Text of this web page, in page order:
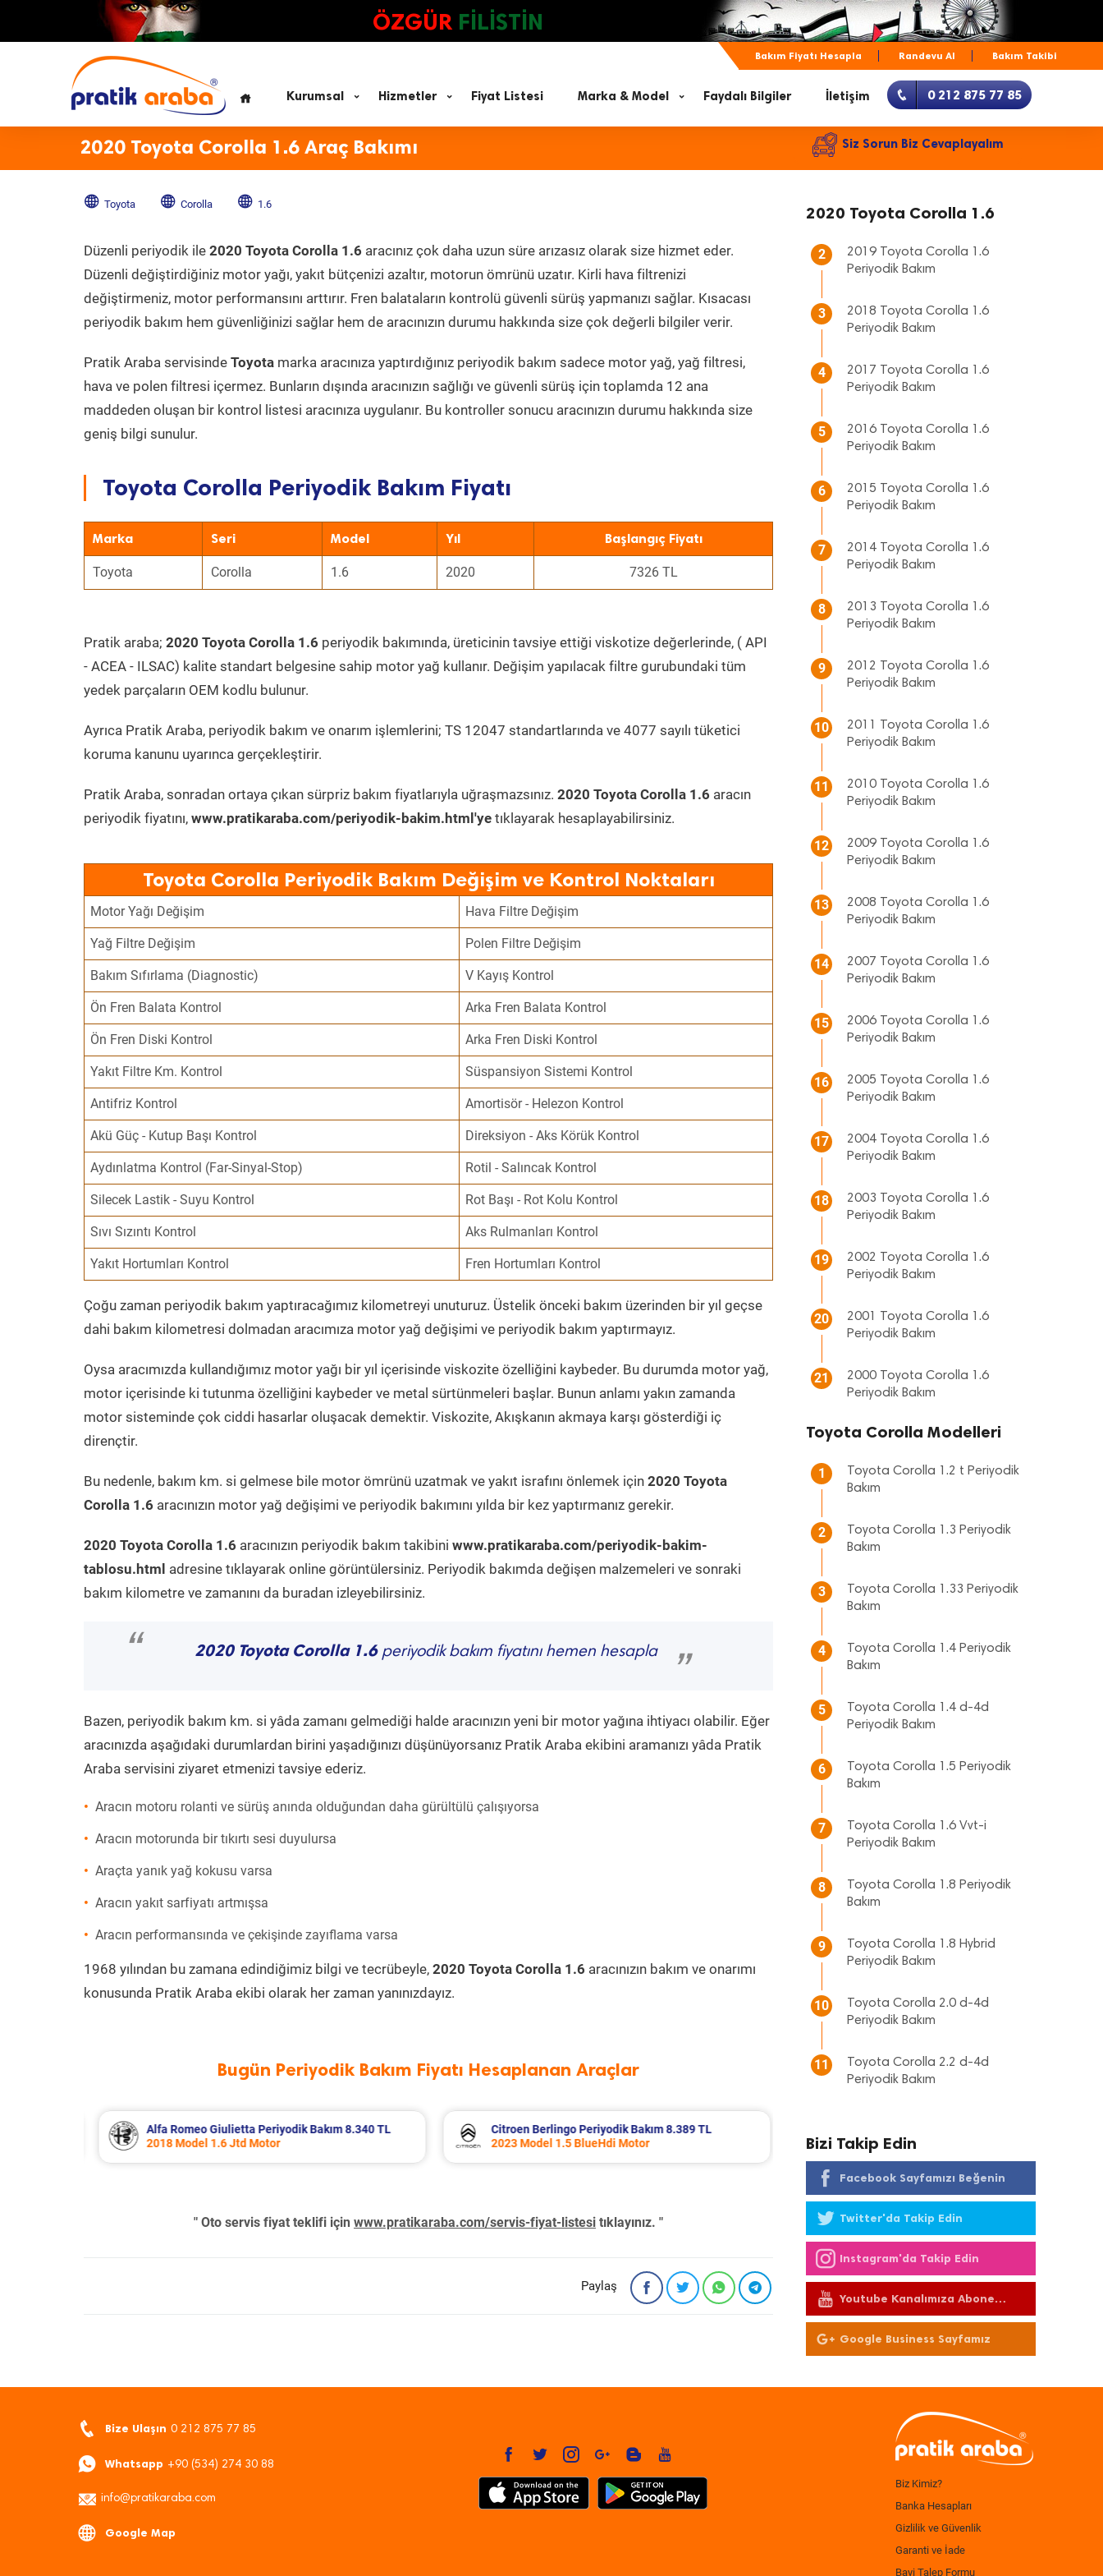
ÖZGÜR FİLİSTİN
Bakım Fiyatı Hesapla Randevu Al Bakım Takibi
Kurumsal Hizmetler Fiyat Listesi Marka & Model Faydalı Bilgiler İletişim 0 212 875 77 85
2020 Toyota Corolla 1.6 Araç Bakımı Siz Sorun Biz Cevaplayalım
Toyota Corolla 1.6
Düzenli periyodik ile 2020 Toyota Corolla 1.6 aracınız çok daha uzun süre arızasız olarak size hizmet eder.
Düzenli değiştirdiğiniz motor yağı, yakıt bütçenizi azaltır, motorun ömrünü uzatır. Kirli hava filtrenizi
değiştirmeniz, motor performansını arttırır. Fren balataların kontrolü güvenli sürüş yapmanızı sağlar. Kısacası
periyodik bakım hem güvenliğinizi sağlar hem de aracınızın durumu hakkında size çok değerli bilgiler verir.
Pratik Araba servisinde Toyota marka aracınıza yaptırdığınız periyodik bakım sadece motor yağ, yağ filtresi,
hava ve polen filtresi içermez. Bunların dışında aracınızın sağlığı ve güvenli sürüş için toplamda 12 ana
maddeden oluşan bir kontrol listesi aracınıza uygulanır. Bu kontroller sonucu aracınızın durumu hakkında size
geniş bilgi sunulur.
Toyota Corolla Periyodik Bakım Fiyatı
Marka Seri Model Yıl Başlangıç Fiyatı
Toyota Corolla 1.6 2020 7326 TL
Pratik araba; 2020 Toyota Corolla 1.6 periyodik bakımında, üreticinin tavsiye ettiği viskotize değerlerinde, ( API
- ACEA - ILSAC) kalite standart belgesine sahip motor yağ kullanır. Değişim yapılacak filtre gurubundaki tüm
yedek parçaların OEM kodlu bulunur.
Ayrıca Pratik Araba, periyodik bakım ve onarım işlemlerini; TS 12047 standartlarında ve 4077 sayılı tüketici
koruma kanunu uyarınca gerçekleştirir.
Pratik Araba, sonradan ortaya çıkan sürpriz bakım fiyatlarıyla uğraşmazsınız. 2020 Toyota Corolla 1.6 aracın
periyodik fiyatını, www.pratikaraba.com/periyodik-bakim.html'ye tıklayarak hesaplayabilirsiniz.
Toyota Corolla Periyodik Bakım Değişim ve Kontrol Noktaları
Motor Yağı Değişim Hava Filtre Değişim
Yağ Filtre Değişim Polen Filtre Değişim
Bakım Sıfırlama (Diagnostic) V Kayış Kontrol
Ön Fren Balata Kontrol Arka Fren Balata Kontrol
Ön Fren Diski Kontrol Arka Fren Diski Kontrol
Yakıt Filtre Km. Kontrol Süspansiyon Sistemi Kontrol
Antifriz Kontrol Amortisör - Helezon Kontrol
Akü Güç - Kutup Başı Kontrol Direksiyon - Aks Körük Kontrol
Aydınlatma Kontrol (Far-Sinyal-Stop) Rotil - Salıncak Kontrol
Silecek Lastik - Suyu Kontrol Rot Başı - Rot Kolu Kontrol
Sıvı Sızıntı Kontrol Aks Rulmanları Kontrol
Yakıt Hortumları Kontrol Fren Hortumları Kontrol
Çoğu zaman periyodik bakım yaptıracağımız kilometreyi unuturuz. Üstelik önceki bakım üzerinden bir yıl geçse
dahi bakım kilometresi dolmadan aracımıza motor yağ değişimi ve periyodik bakım yaptırmayız.
Oysa aracımızda kullandığımız motor yağı bir yıl içerisinde viskozite özelliğini kaybeder. Bu durumda motor yağ,
motor içerisinde ki tutunma özelliğini kaybeder ve metal sürtünmeleri başlar. Bunun anlamı yakın zamanda
motor sisteminde çok ciddi hasarlar oluşacak demektir. Viskozite, Akışkanın akmaya karşı gösterdiği iç
dirençtir.
Bu nedenle, bakım km. si gelmese bile motor ömrünü uzatmak ve yakıt israfını önlemek için 2020 Toyota
Corolla 1.6 aracınızın motor yağ değişimi ve periyodik bakımını yılda bir kez yaptırmanız gerekir.
2020 Toyota Corolla 1.6 aracınızın periyodik bakım takibini www.pratikaraba.com/periyodik-bakim-
tablosu.html adresine tıklayarak online görüntülersiniz. Periyodik bakımda değişen malzemeleri ve sonraki
bakım kilometre ve zamanını da buradan izleyebilirsiniz.
“ 2020 Toyota Corolla 1.6periyodik bakım fiyatını hemen hesapla
”
Bazen, periyodik bakım km. si yâda zamanı gelmediği halde aracınızın yeni bir motor yağına ihtiyacı olabilir. Eğer
aracınızda aşağıdaki durumlardan birini yaşadığınızı düşünüyorsanız Pratik Araba ekibini aramanızı yâda Pratik
Araba servisini ziyaret etmenizi tavsiye ederiz.
Aracın motoru rolanti ve sürüş anında olduğundan daha gürültülü çalışıyorsa
Aracın motorunda bir tıkırtı sesi duyulursa
Araçta yanık yağ kokusu varsa
Aracın yakıt sarfiyatı artmışsa
Aracın performansında ve çekişinde zayıflama varsa
1968 yılından bu zamana edindiğimiz bilgi ve tecrübeyle, 2020 Toyota Corolla 1.6 aracınızın bakım ve onarımı
konusunda Pratik Araba ekibi olarak her zaman yanınızdayız.
Bugün Periyodik Bakım Fiyatı Hesaplanan Araçlar
Citroen Berlingo Periyodik Bakım 8.389 TL
2023 Model 1.5 BlueHdi Motor
Fiat Egea Cross Periyodik Bakım 8.683 TL
2023 Model 1.6 Multijet Motor
2010 Model 1.4 Motor
" Oto servis fiyat teklifi için www.pratikaraba.com/servis-fiyat-listesi tıklayınız. "
Paylaş
2020 Toyota Corolla 1.6
2
2019 Toyota Corolla 1.6
Periyodik Bakım
3
2018 Toyota Corolla 1.6
Periyodik Bakım
4
2017 Toyota Corolla 1.6
Periyodik Bakım
5
2016 Toyota Corolla 1.6
Periyodik Bakım
6
2015 Toyota Corolla 1.6
Periyodik Bakım
7
2014 Toyota Corolla 1.6
Periyodik Bakım
8
2013 Toyota Corolla 1.6
Periyodik Bakım
9
2012 Toyota Corolla 1.6
Periyodik Bakım
10
2011 Toyota Corolla 1.6
Periyodik Bakım
11
2010 Toyota Corolla 1.6
Periyodik Bakım
12
2009 Toyota Corolla 1.6
Periyodik Bakım
13
2008 Toyota Corolla 1.6
Periyodik Bakım
14
2007 Toyota Corolla 1.6
Periyodik Bakım
15
2006 Toyota Corolla 1.6
Periyodik Bakım
16
2005 Toyota Corolla 1.6
Periyodik Bakım
17
2004 Toyota Corolla 1.6
Periyodik Bakım
18
2003 Toyota Corolla 1.6
Periyodik Bakım
19
2002 Toyota Corolla 1.6
Periyodik Bakım
20
2001 Toyota Corolla 1.6
Periyodik Bakım
21
2000 Toyota Corolla 1.6
Periyodik Bakım
Toyota Corolla Modelleri
1
Toyota Corolla 1.2 t Periyodik
Bakım
2
Toyota Corolla 1.3 Periyodik
Bakım
3
Toyota Corolla 1.33 Periyodik
Bakım
4
Toyota Corolla 1.4 Periyodik
Bakım
5
Toyota Corolla 1.4 d-4d
Periyodik Bakım
6
Toyota Corolla 1.5 Periyodik
Bakım
7
Toyota Corolla 1.6 Vvt-i
Periyodik Bakım
8
Toyota Corolla 1.8 Periyodik
Bakım
9
Toyota Corolla 1.8 Hybrid
Periyodik Bakım
10
Toyota Corolla 2.0 d-4d
Periyodik Bakım
11
Toyota Corolla 2.2 d-4d
Periyodik Bakım
Bizi Takip Edin
Facebook Sayfamızı Beğenin
Twitter'da Takip Edin
Instagram'da Takip Edin
Youtube Kanalımıza Abone
Olun
Google Business Sayfamız
Bize Ulaşın 0 212 875 77 85
Whatsapp +90 (534) 274 30 88
info@pratikaraba.com
Google Map
Biz Kimiz?
Banka Hesapları
Gizlilik ve Güvenlik
Garanti ve İade
Bayi Talep Formu